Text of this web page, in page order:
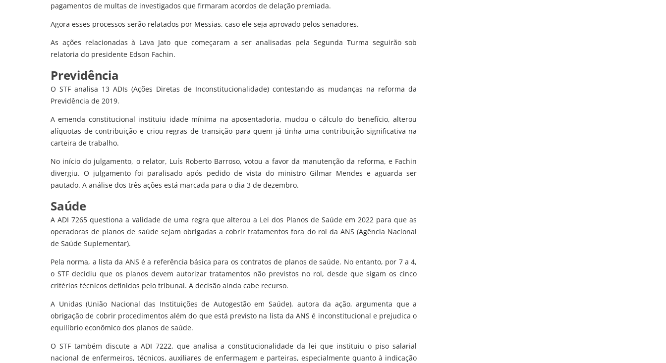
pagamentos de multas de investigados que firmaram acordos de delação premiada.
Agora esses processos serão relatados por Messias, caso ele seja aprovado pelos senadores.
As ações relacionadas à Lava Jato que começaram a ser analisadas pela Segunda Turma seguirão sob
relatoria do presidente Edson Fachin.
Previdência
O STF analisa 13 ADIs (Ações Diretas de Inconstitucionalidade) contestando as mudanças na reforma da
Previdência de 2019.
A emenda constitucional instituiu idade mínima na aposentadoria, mudou o cálculo do benefício, alterou
alíquotas de contribuição e criou regras de transição para quem já tinha uma contribuição significativa na
carteira de trabalho.
No início do julgamento, o relator, Luís Roberto Barroso, votou a favor da manutenção da reforma, e Fachin
divergiu. O julgamento foi paralisado após pedido de vista do ministro Gilmar Mendes e aguarda ser
pautado. A análise dos três ações está marcada para o dia 3 de dezembro.
Saúde
A ADI 7265 questiona a validade de uma regra que alterou a Lei dos Planos de Saúde em 2022 para que as
operadoras de planos de saúde sejam obrigadas a cobrir tratamentos fora do rol da ANS (Agência Nacional
de Saúde Suplementar).
Pela norma, a lista da ANS é a referência básica para os contratos de planos de saúde. No entanto, por 7 a 4,
o STF decidiu que os planos devem autorizar tratamentos não previstos no rol, desde que sigam os cinco
critérios técnicos definidos pelo tribunal. A decisão ainda cabe recurso.
A Unidas (União Nacional das Instituições de Autogestão em Saúde), autora da ação, argumenta que a
obrigação de cobrir procedimentos além do que está previsto na lista da ANS é inconstitucional e prejudica o
equilíbrio econômico dos planos de saúde.
O STF também discute a ADI 7222, que analisa a constitucionalidade da lei que instituiu o piso salarial
nacional de enfermeiros, técnicos, auxiliares de enfermagem e parteiras, especialmente quanto à indicação